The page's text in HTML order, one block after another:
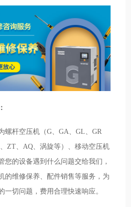
螺杆空压机（G、GA、GL、GR
ZT、AQ、涡旋等）、移动空压机
您的设备遇到什么问题交给我们，
的维修保养、配件销售等服务，为
一切问题，费用合理快速响应。